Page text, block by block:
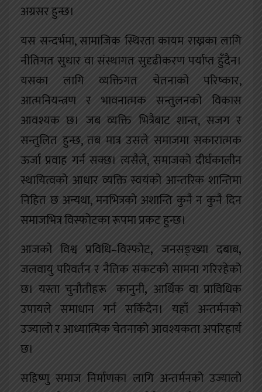
अग्रसर हुन्छ।
यस सन्दर्भमा, सामाजिक स्थिरता कायम राख्नका लागि
नीतिगत सुधार वा संस्थागत सुदृढीकरण पर्याप्त हुँदैन।
यसका लागि व्यक्तिगत चेतनाको परिष्कार,
आत्मनियन्त्रण र भावनात्मक सन्तुलनको विकास
आवश्यक छ। जब व्यक्ति भित्रैबाट शान्त, सजग र
सन्तुलित हुन्छ, तब मात्र उसले समाजमा सकारात्मक
ऊर्जा प्रवाह गर्न सक्छ। त्यसैले, समाजको दीर्घकालीन
स्थायित्वको आधार व्यक्ति स्वयंको आन्तरिक शान्तिमा
निहित छ अन्यथा, मनभित्रको अशान्ति कुनै न कुनै दिन
समाजभित्र विस्फोटका रूपमा प्रकट हुन्छ।
आजको विश्व प्रविधि–विस्फोट,जनसङ्ख्या दबाब,
जलवायु परिवर्तन र नैतिक संकटको सामना गरिरहेको
छ। यस्ता चुनौतीहरू कानुनी, आर्थिक वा प्राविधिक
उपायले समाधान गर्न सकिँदैन। यहाँ अन्तर्मनको
उज्यालो र आध्यात्मिक चेतनाको आवश्यकता अपरिहार्य
छ।
सहिष्णु समाज निर्माणका लागि अन्तर्मनको उज्यालो